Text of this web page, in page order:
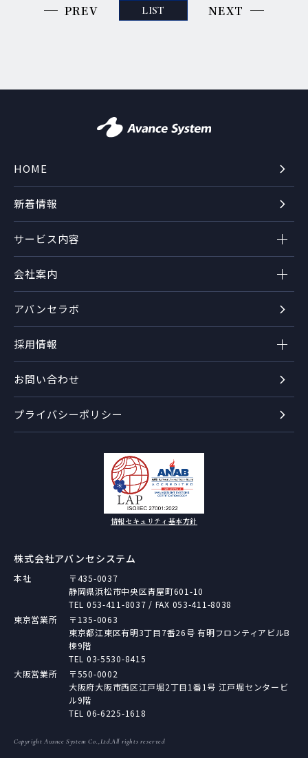
PREV LIST NEXT
HOME
サービス内容
会社案内
採用情報
アバンセラボ
新着情報
お問い合わせ
プライバシーポリシー
株式会社アバンセシステム
本社
〒435-0037
静岡県浜松市中央区青屋町601-10
TEL 053-411-8037 / FAX 053-411-8038
東京営業所
〒135-0063
東京都江東区有明3丁目7番26号 有明フロンティアビルB
棟9階
TEL 03-5530-8415
大阪営業所
〒550-0002
大阪府大阪市西区江戸堀2丁目1番1号 江戸堀センタービ
ル9階
TEL 06-6225-1618
Copyright Avance System Co.,Ltd.All rights reserved
情報セキュリティ基本方針